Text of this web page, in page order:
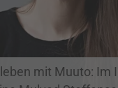
mit Muuto: Im